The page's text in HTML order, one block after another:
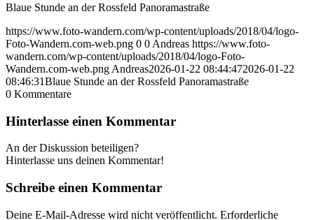
Blaue Stunde an der Rossfeld Panoramastraße
https://www.foto-wandern.com/wp-content/uploads/2018/04/logo-
Foto-Wandern.com-web.png 0 0 Andreas https://www.foto-
wandern.com/wp-content/uploads/2018/04/logo-Foto-
Wandern.com-web.png Andreas2026-01-22 08:44:472026-01-22
08:46:31Blaue Stunde an der Rossfeld Panoramastraße
0 Kommentare
Hinterlasse einen Kommentar
An der Diskussion beteiligen?
Hinterlasse uns deinen Kommentar!
Schreibe einen Kommentar
Deine E-Mail-Adresse wird nicht veröffentlicht. Erforderliche